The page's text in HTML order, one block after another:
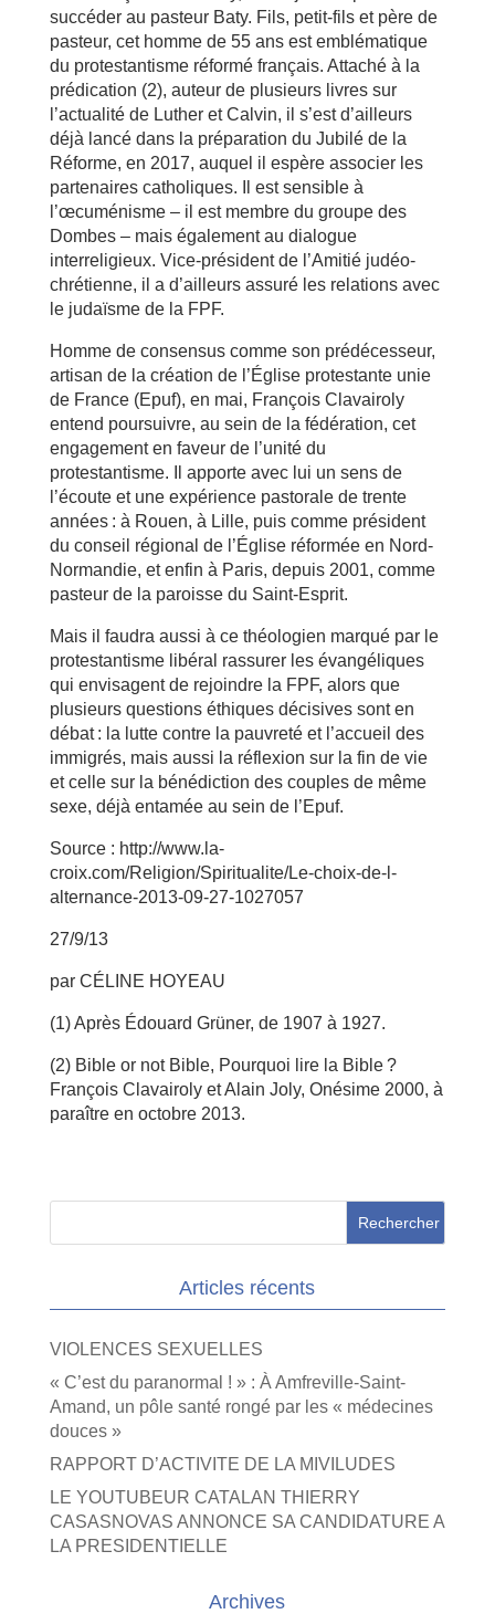
succéder au pasteur Baty. Fils, petit-fils et père de
pasteur, cet homme de 55 ans est emblématique
du protestantisme réformé français. Attaché à la
prédication (2), auteur de plusieurs livres sur
l’actualité de Luther et Calvin, il s’est d’ailleurs
déjà lancé dans la préparation du Jubilé de la
Réforme, en 2017, auquel il espère associer les
partenaires catholiques. Il est sensible à
l’œcuménisme – il est membre du groupe des
Dombes – mais également au dialogue
interreligieux. Vice-président de l’Amitié judéo-
chrétienne, il a d’ailleurs assuré les relations avec
le judaïsme de la FPF.
Homme de consensus comme son prédécesseur,
artisan de la création de l’Église protestante unie
de France (Epuf), en mai, François Clavairoly
entend poursuivre, au sein de la fédération, cet
engagement en faveur de l’unité du
protestantisme. Il apporte avec lui un sens de
l’écoute et une expérience pastorale de trente
années : à Rouen, à Lille, puis comme président
du conseil régional de l’Église réformée en Nord-
Normandie, et enfin à Paris, depuis 2001, comme
pasteur de la paroisse du Saint-Esprit.
Mais il faudra aussi à ce théologien marqué par le
protestantisme libéral rassurer les évangéliques
qui envisagent de rejoindre la FPF, alors que
plusieurs questions éthiques décisives sont en
débat : la lutte contre la pauvreté et l’accueil des
immigrés, mais aussi la réflexion sur la fin de vie
et celle sur la bénédiction des couples de même
sexe, déjà entamée au sein de l’Epuf.
Source : http://www.la-
croix.com/Religion/Spiritualite/Le-choix-de-l-
alternance-2013-09-27-1027057
27/9/13
par CÉLINE HOYEAU
(1) Après Édouard Grüner, de 1907 à 1927.
(2) Bible or not Bible, Pourquoi lire la Bible ?
François Clavairoly et Alain Joly, Onésime 2000, à
paraître en octobre 2013.
Articles récents
VIOLENCES SEXUELLES
« C’est du paranormal ! » : À Amfreville-Saint-
Amand, un pôle santé rongé par les « médecines
douces »
RAPPORT D’ACTIVITE DE LA MIVILUDES
LE YOUTUBEUR CATALAN THIERRY
CASASNOVAS ANNONCE SA CANDIDATURE A
LA PRESIDENTIELLE
Archives